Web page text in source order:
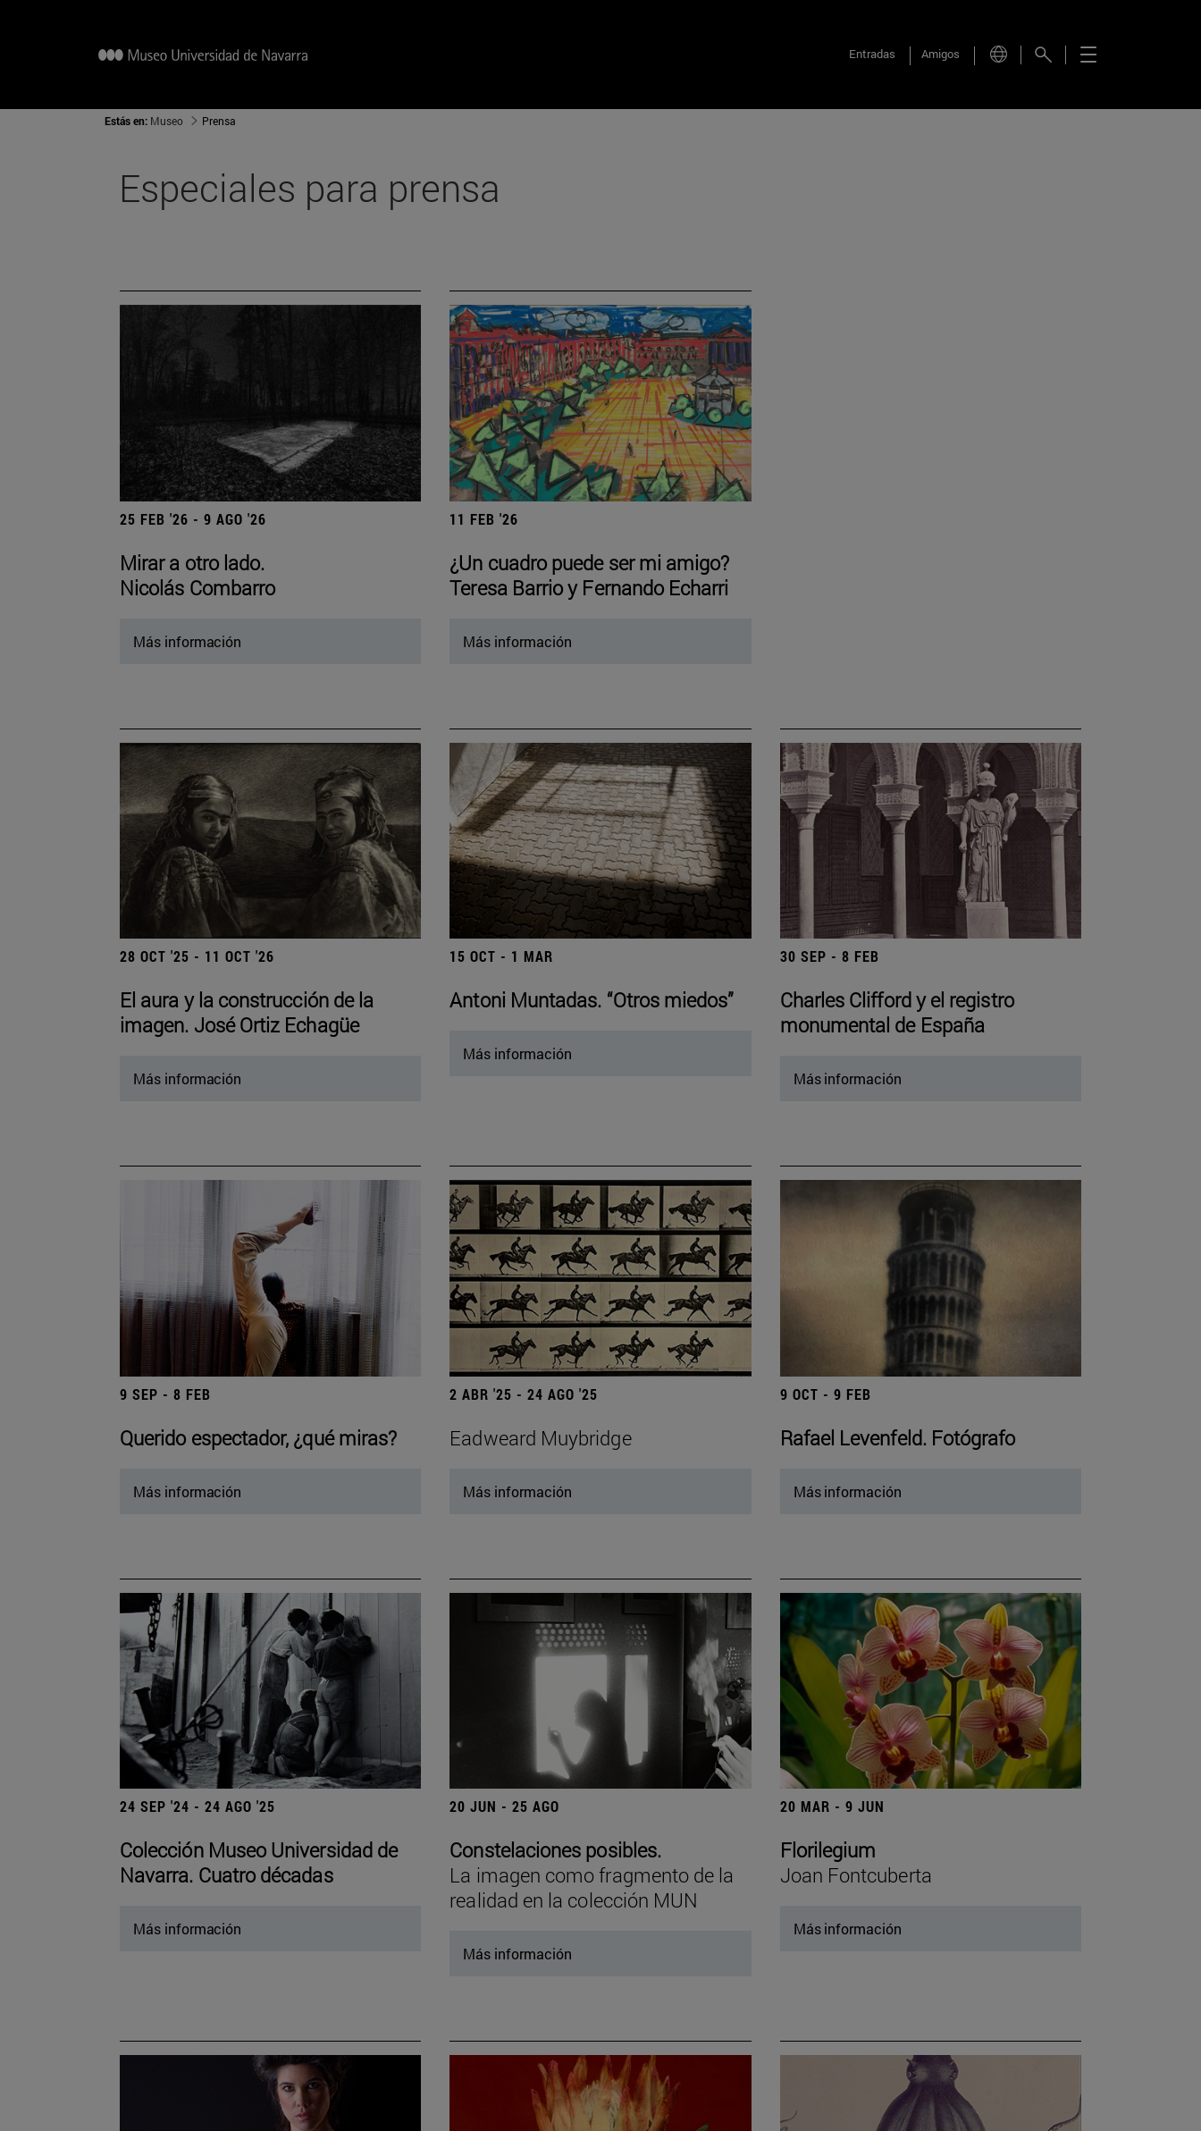
Entradas Amigos
Estás en: Museo Prensa
Especiales para prensa
25 FEB '26 - 9 AGO '26
Mirar a otro lado.
Nicolás Combarro
Más información
11 FEB '26
¿Un cuadro puede ser mi amigo?
Teresa Barrio y Fernando Echarri
Más información
28 OCT '25 - 11 OCT '26
El aura y la construcción de la
imagen. José Ortiz Echagüe
Más información
15 OCT - 1 MAR
Antoni Muntadas. “Otros miedos”
Más información
30 SEP - 8 FEB
Charles Clifford y el registro
monumental de España
Más información
9 SEP - 8 FEB
Querido espectador, ¿qué miras?
Más información
2 ABR '25 - 24 AGO '25
Eadweard Muybridge
Más información
9 OCT - 9 FEB
Rafael Levenfeld. Fotógrafo
Más información
24 SEP '24 - 24 AGO '25
Colección Museo Universidad de
Navarra. Cuatro décadas
Más información
20 JUN - 25 AGO
Constelaciones posibles.
La imagen como fragmento de la
realidad en la colección MUN
Más información
20 MAR - 9 JUN
Florilegium
Joan Fontcuberta
Más información